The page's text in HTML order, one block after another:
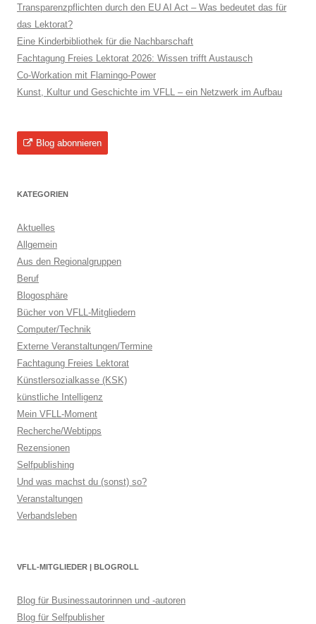
Transparenzpflichten durch den EU AI Act – Was bedeutet das für
das Lektorat?
Eine Kinderbibliothek für die Nachbarschaft
Fachtagung Freies Lektorat 2026: Wissen trifft Austausch
Co-Workation mit Flamingo-Power
Kunst, Kultur und Geschichte im VFLL – ein Netzwerk im Aufbau
Blog abonnieren
KATEGORIEN
Aktuelles
Allgemein
Aus den Regionalgruppen
Beruf
Blogosphäre
Bücher von VFLL-Mitgliedern
Computer/Technik
Externe Veranstaltungen/Termine
Fachtagung Freies Lektorat
Künstlersozialkasse (KSK)
künstliche Intelligenz
Mein VFLL-Moment
Recherche/Webtipps
Rezensionen
Selfpublishing
Und was machst du (sonst) so?
Veranstaltungen
Verbandsleben
VFLL-MITGLIEDER | BLOGROLL
Blog für Businessautorinnen und -autoren
Blog für Selfpublisher